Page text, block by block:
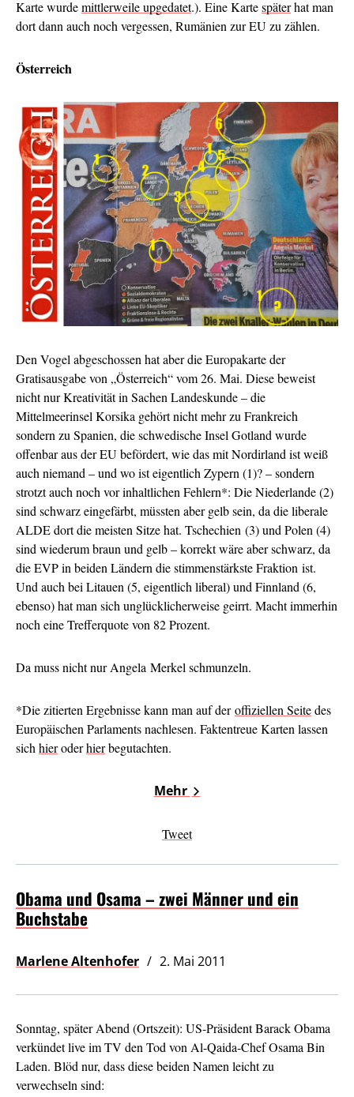
Karte wurdemittlerweile upgedatet.). Eine Kartespäterhat man
dort dann auch noch vergessen, Rumänien zur EU zu zählen.
Österreich
Den Vogel abgeschossen hat aber die Europakarte der
Gratisausgabe von „Österreich“ vom 26. Mai. Diese beweist
nicht nur Kreativität in Sachen Landeskunde – die
Mittelmeerinsel Korsika gehört nicht mehr zu Frankreich
sondern zu Spanien, die schwedische Insel Gotland wurde
offenbar aus der EU befördert, wie das mit Nordirland ist weiß
auch niemand – und wo ist eigentlich Zypern (1)? – sondern
strotzt auch noch vor inhaltlichen Fehlern*: Die Niederlande (2)
sind schwarz eingefärbt, müssten aber gelb sein, da die liberale
ALDE dort die meisten Sitze hat. Tschechien (3) und Polen (4)
sind wiederum braun und gelb – korrekt wäre aber schwarz, da
die EVP in beiden Ländern die stimmenstärkste Fraktion ist.
Und auch bei Litauen (5, eigentlich liberal) und Finnland (6,
ebenso) hat man sich unglücklicherweise geirrt. Macht immerhin
noch eine Trefferquote von 82 Prozent.
Da muss nicht nur Angela Merkel schmunzeln.
*Die zitierten Ergebnisse kann man auf deroffiziellen Seitedes
Europäischen Parlaments nachlesen. Faktentreue Karten lassen
sich hieroderhierbegutachten.
Mehr
Tweet
Obama und Osama – zwei Männer und ein
Buchstabe
Marlene Altenhofer 2. Mai 2011
Sonntag, später Abend (Ortszeit): US-Präsident Barack Obama
verkündet live im TV den Tod von Al-Qaida-Chef Osama Bin
Laden. Blöd nur, dass diese beiden Namen leicht zu
verwechseln sind: